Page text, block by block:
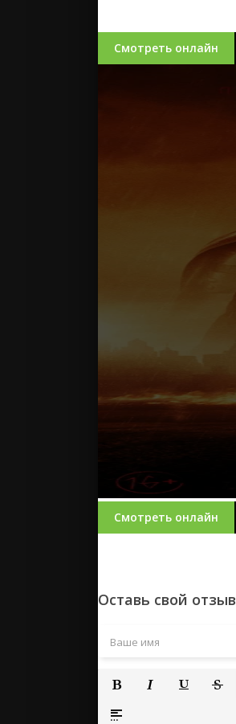
Смотреть онлайн
Смотреть онлайн
Оставь свой отзыв
Полужирный